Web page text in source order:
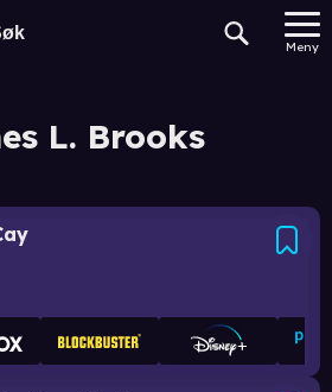
Meny
L. Brooks